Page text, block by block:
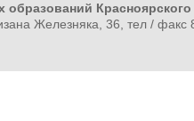
Красноярского
Железняка, 36, тел /